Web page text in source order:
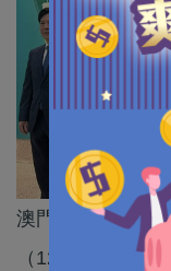
澳門行政長官選
（12日）截止。